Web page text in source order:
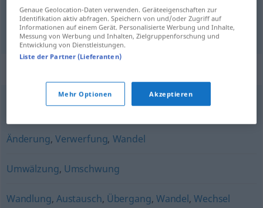
misefen pages Umbruch TYPO
Chaos (gesellschaftlich)
Änderung, Verwerfung, Wandel
Umwälzung, Umschwung
Wandlung, Austausch, Übergang, Wandel,Wechsel
Genaue Geolocation-Daten verwenden. Geräteeigenschaften zur
Identifikation aktiv abfragen. Speichern von und/oder Zugriff auf
Informationen auf einem Gerät. Personalisierte Werbung und Inhalte,
Messung von Werbung und Inhalten, Zielgruppenforschung und
Entwicklung von Dienstleistungen.
Liste der Partner (Lieferanten)
Mehr Optionen Akzeptieren